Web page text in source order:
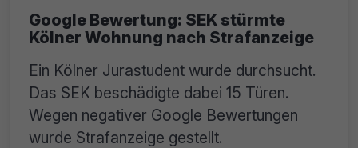
Google Bewertung: SEK stürmte
Kölner Wohnung nach Strafanzeige
Ein Kölner Jurastudent wurde durchsucht.
Das SEK beschädigte dabei 15 Türen.
Wegen negativer Google Bewertungen
wurde Strafanzeige gestellt.